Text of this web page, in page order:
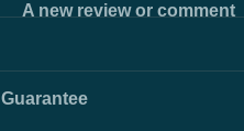
A new review or comment
Guarantee